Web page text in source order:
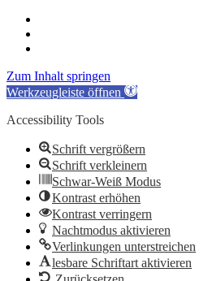
Zum Inhalt springen
Werkzeugleiste öffnen
Accessibility Tools
Schrift vergrößern
Schrift verkleinern
Schwar-Weiß Modus
Kontrast erhöhen
Kontrast verringern
Nachtmodus aktivieren
Verlinkungen unterstreichen
lesbare Schriftart aktivieren